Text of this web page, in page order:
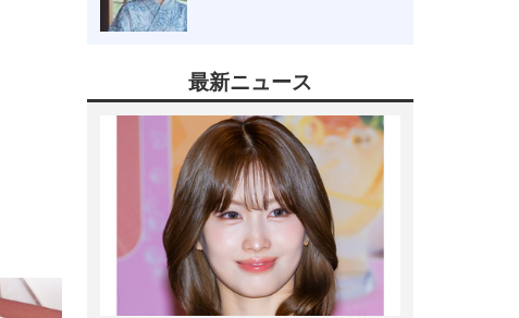
最新ニュース